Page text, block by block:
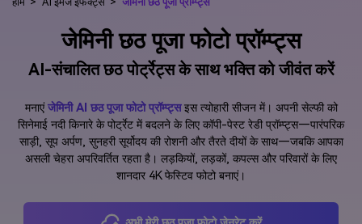
जेमिनी छठ पूजा फोटो प्रॉम्प्ट्स
AI-संचालित छठ पोर्ट्रेट्स के साथ भक्ति को जीवंत करें
मनाएंजेमिनी AI छठ पूजा फोटो प्रॉम्प्ट्सइस त्योहारी सीजन में। अपनी सेल्फी को
सिनेमाई नदी किनारे के पोर्ट्रेट में बदलने के लिए कॉपी-पेस्ट रेडी प्रॉम्प्ट्स—पारंपरिक
साड़ी, सूप अर्पण, सुनहरी सूर्योदय की रोशनी और तैरते दीयों के साथ—जबकि आपका
असली चेहरा अपरिवर्तित रहता है। लड़कियों, लड़कों, कपल्स और परिवारों के लिए
शानदार 4K फेस्टिव फोटो बनाएं।